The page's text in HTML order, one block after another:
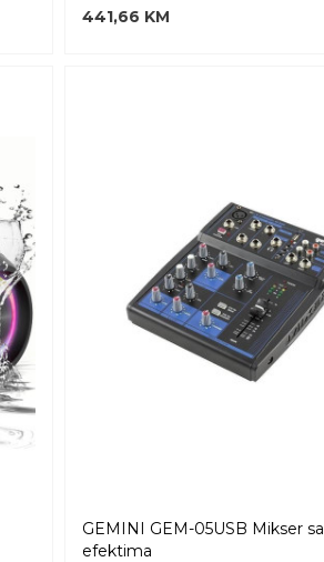
441,66 KM
GEMINI GEM-05USB Mikser sa
efektima